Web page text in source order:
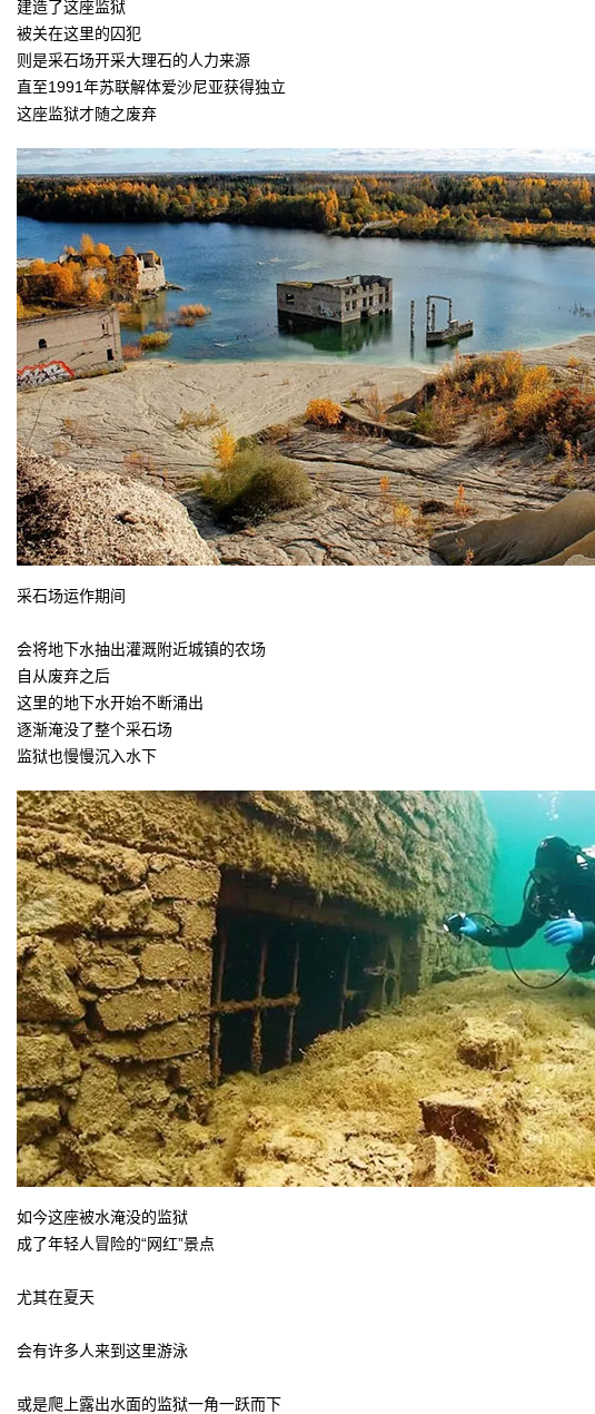
建造了这座监狱
被关在这里的囚犯
则是采石场开采大理石的人力来源
直至1991年苏联解体爱沙尼亚获得独立
这座监狱才随之废弃
采石场运作期间
会将地下水抽出灌溉附近城镇的农场
自从废弃之后
这里的地下水开始不断涌出
逐渐淹没了整个采石场
监狱也慢慢沉入水下
如今这座被水淹没的监狱
成了年轻人冒险的“网红”景点
尤其在夏天
会有许多人来到这里游泳
或是爬上露出水面的监狱一角一跃而下